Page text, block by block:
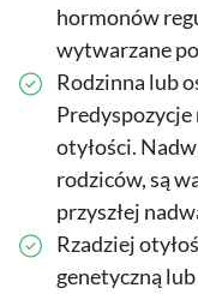
hormonów
wytwarzane
Rodzinna lub
otyłości.
rodziców, są
przyszłej
Rzadziej
genetyczną